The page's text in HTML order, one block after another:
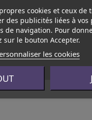
cookies et ceux
des publicités liées à vos
de navigation. Pour
le bouton Accepter.
les cookies